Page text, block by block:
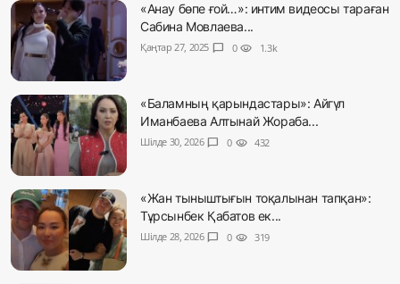
«Анау бөпе ғой…»: интим видеосы тараған
Сабина Мовлаева...
Қаңтар 27, 2025 chat_bubble 0 visibility 1.3k
«Баламның қарындастары»: Айгүл
Иманбаева Алтынай Жораба...
Шілде 30, 2026 chat_bubble 0 visibility 432
«Жан тыныштығын тоқалынан тапқан»:
Тұрсынбек Қабатов ек...
Шілде 28, 2026 chat_bubble 0 visibility 319